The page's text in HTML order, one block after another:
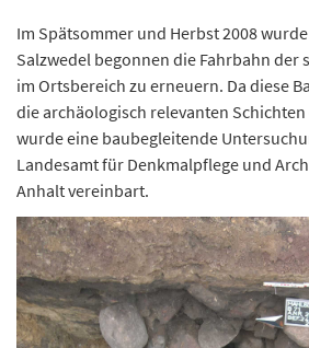
Im Spätsommer und Herbst 2008
Salzwedel begonnen die Fahrbahn der
im Ortsbereich zu erneuern. Da diese
die archäologisch relevanten
wurde eine baubegleitende
Landesamt für Denkmalpflege und
Anhalt vereinbart.